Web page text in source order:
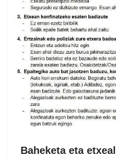
Baheketa eta